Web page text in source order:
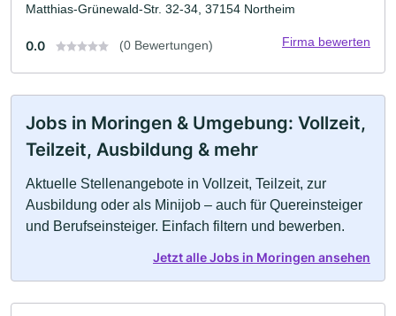
Matthias-Grünewald-Str. 32-34, 37154 Northeim
0.0 (0 Bewertungen) Firma bewerten
Jobs in Moringen & Umgebung: Vollzeit,
Teilzeit, Ausbildung & mehr
Aktuelle Stellenangebote in Vollzeit, Teilzeit, zur
Ausbildung oder als Minijob – auch für Quereinsteiger
und Berufseinsteiger. Einfach filtern und bewerben.
Jetzt alle Jobs in Moringen ansehen